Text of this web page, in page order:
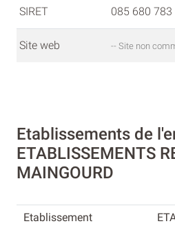
SIRET 085 680 783
Site web -- Site non
Etablissements de
ETABLISSEMENTS
MAINGOURD